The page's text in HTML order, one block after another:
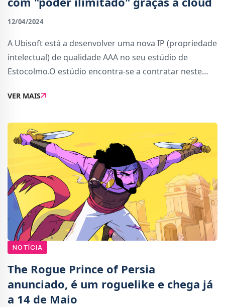
12/04/2024
A Ubisoft está a desenvolver uma nova IP (propriedade
intelectual) de qualidade AAA no seu estúdio de
Estocolmo.O estúdio encontra-se a contratar neste
aberto, nomeadamente para Art Director, Senior
VER MAIS
NOTÍCIA
The Rogue Prince of Persia
anunciado, é um roguelike e chega já
a 14 de Maio